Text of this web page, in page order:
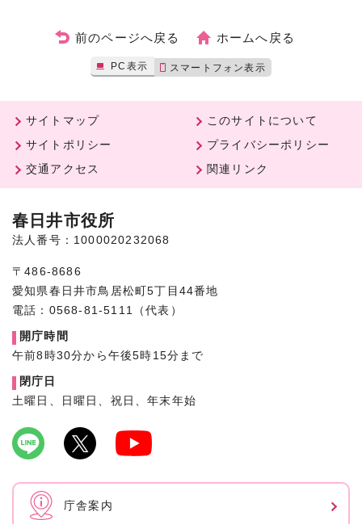
前のページへ戻る ホームへ戻る
PC表示 スマートフォン表示
サイトマップ
このサイトについて
サイトポリシー
プライバシーポリシー
交通アクセス
関連リンク
春日井市役所
法人番号：1000020232068
〒486-8686
愛知県春日井市鳥居松町5丁目44番地
電話：0568-81-5111（代表）
開庁時間
午前8時30分から午後5時15分まで
閉庁日
土曜日、日曜日、祝日、年末年始
庁舎案内